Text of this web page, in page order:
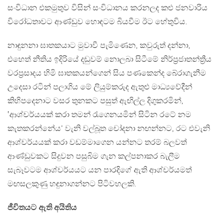
සංවිධාන එකමුතුව විසින් සංවිධානය කරනලද කළු ජනවාරිය
විරෝධතාවට ආණ්ඩුව හොඳටම බියවීම ඊට හේතුවිය.
නාඳුනනා ඝාතකයාට මුවාවී පැමිණෙන, කවුරුත් දන්නා,
එහෙත් නීතිය ඉදිරියේ දඬුවම් නොලබා සිටීමේ නිර්ප්‍රජාතන්ත්‍රීය
වරප්‍රසාදය හිමි ඝාතකයන්ගෙන් සිය පණකෙන්ද බේරාගැනීම
උදෙසා රටින් පලාගිය මේ ලියුම්කරුද ඇතුළු මාධ්‍යවේදීන්
කිහිපදෙනාට වසර තුනකට පසුත් ඇඟිල්ල දිගුකරමින්,
‛ආශ්චර්යයක් කරා තමන් රැගෙනයමින් සිටින රටේ නම
කැතකරන්නේය’ වැනි වල්බූත චෝදනා නඟන්නට, රට එවැනි
ආශ්චර්යයක් කරා වඩම්මාගෙන යන්නට තරම් බලවත්
ආණ්ඩුවකට සිදුවන පසුබිම ගැන කල්පනාකර බැලීම
සැබෑවටම ආශ්චර්යයට යන පාරදිගේ ඇති ආශ්චර්යමත්
මඟසලකුණු හඳුනාගන්නට පිටිවහලකි.
ජීවිතයට ඇති අයිතිය